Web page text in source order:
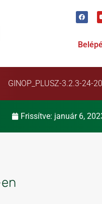
GINOP_PLUSZ-3.2.3-24-
Frissítve: január 6,